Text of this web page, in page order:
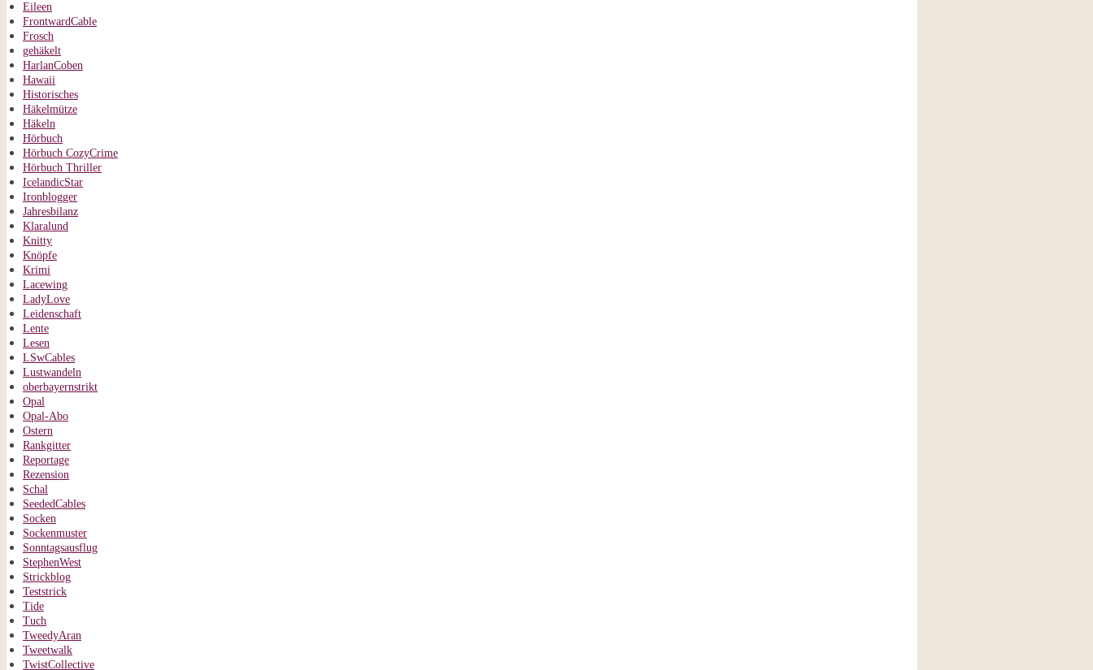
Eileen
FrontwardCable
Frosch
gehäkelt
HarlanCoben
Hawaii
Historisches
Häkelmütze
Häkeln
Hörbuch
Hörbuch CozyCrime
Hörbuch Thriller
IcelandicStar
Ironblogger
Jahresbilanz
Klaralund
Knitty
Knöpfe
Krimi
Lacewing
LadyLove
Leidenschaft
Lente
Lesen
LSwCables
Lustwandeln
oberbayernstrikt
Opal
Opal-Abo
Ostern
Rankgitter
Reportage
Rezension
Schal
SeededCables
Socken
Sockenmuster
Sonntagsausflug
StephenWest
Strickblog
Teststrick
Tide
Tuch
TweedyAran
Tweetwalk
TwistCollective